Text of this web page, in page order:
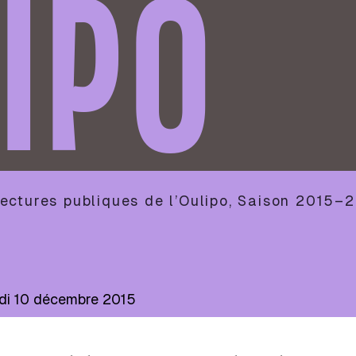
publiques de l’Oulipo, Saison
10 décembre 2015